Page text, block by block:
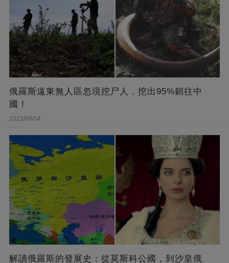
俄羅斯遠東無人區忽現挖尸人，挖出95%銷往中
國！
2023/08/04
解讀俄羅斯的發展史：從莫斯科公國，到沙皇俄